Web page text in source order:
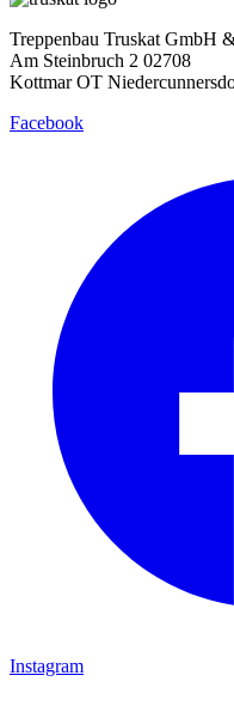
Treppenbau Truskat GmbH
Am Steinbruch 2 02708
Kottmar OT
Facebook
Instagram